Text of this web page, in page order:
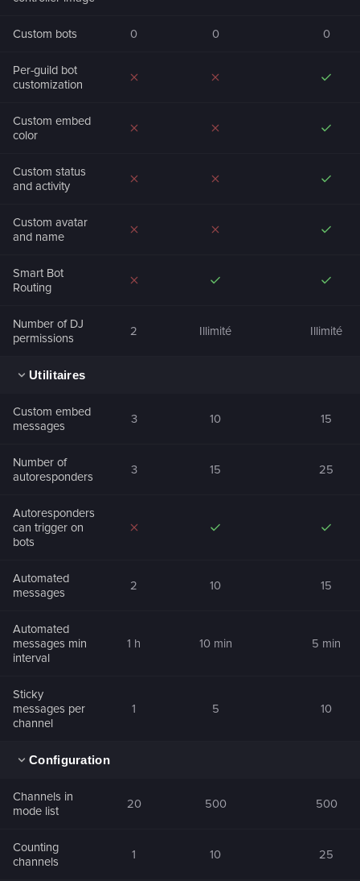
Custom bots 0 0 0
Per-guild bot
customization
Custom embed
color
Custom status
and activity
Custom avatar
and name
Smart Bot
Routing
Number of DJ
permissions
2 Illimité Illimité
Utilitaires
Custom embed
messages
3 10 15
Number of
autoresponders
3 15 25
Autoresponders
can trigger on
bots
Automated
messages
2 10 15
Automated
messages min
interval
1 h 10 min 5 min
Sticky
messages per
channel
1 5 10
Configuration
Channels in
mode list
20 500 500
Counting
channels
1 10 25